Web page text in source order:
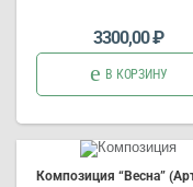
3300,00₽
В КОРЗИНУ